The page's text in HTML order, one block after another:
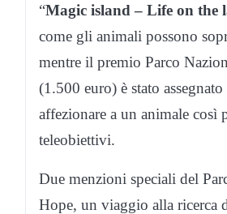
“Magic island – Life on the
come gli animali possono
mentre il premio Parco
(1.500 euro) è stato assegnato
affezionare a un animale così
teleobiettivi.
Due menzioni speciali del
Hope, un viaggio alla ricerca